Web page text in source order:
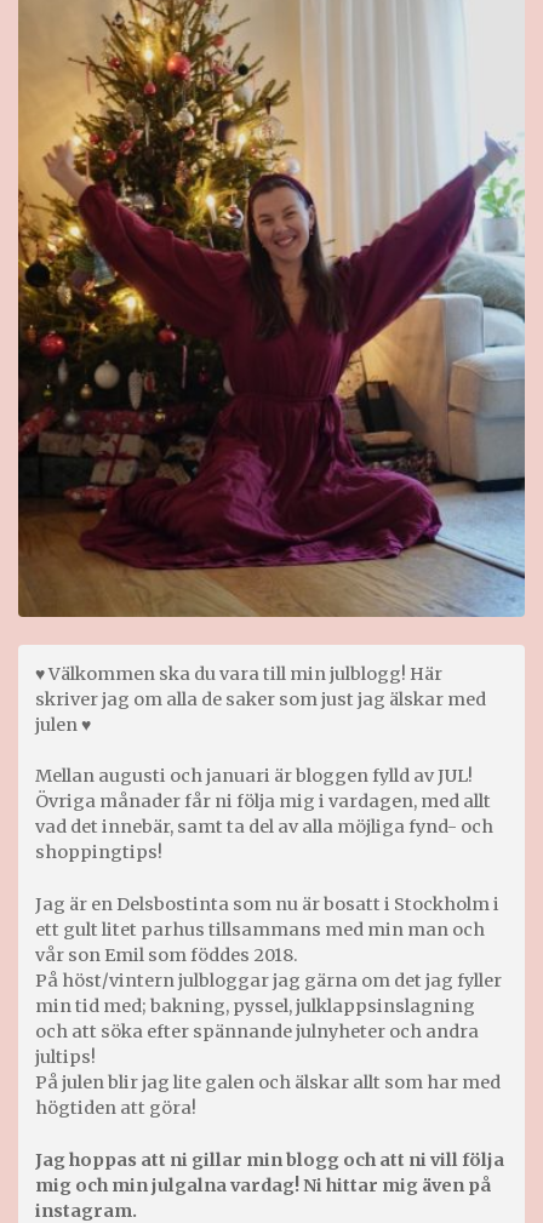
♥ Välkommen ska du vara till min julblogg! Här
skriver jag om alla de saker som just jag älskar med
julen ♥
Mellan augusti och januari är bloggen fylld av JUL!
Övriga månader får ni följa mig i vardagen, med allt
vad det innebär, samt ta del av alla möjliga fynd- och
shoppingtips!
Jag är en Delsbostinta som nu är bosatt i Stockholm i
ett gult litet parhus tillsammans med min man och
vår son Emil som föddes 2018.
På höst/vintern julbloggar jag gärna om det jag fyller
min tid med; bakning, pyssel, julklappsinslagning
och att söka efter spännande julnyheter och andra
jultips!
På julen blir jag lite galen och älskar allt som har med
högtiden att göra!
Jag hoppas att ni gillar min blogg och att ni vill följa
mig och min julgalna vardag! Ni hittar mig även på
instagram.